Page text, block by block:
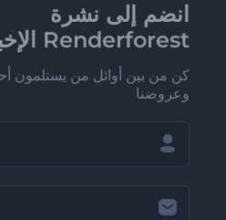
انضم إلى نشرة
Renderforest الإخبارية
كن من بين أوائل من يستلمون
وعروضنا